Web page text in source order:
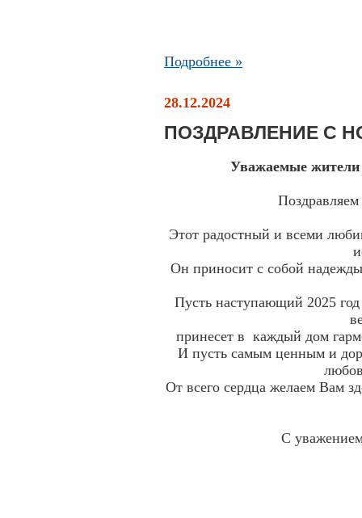
Подробнее »
28.12.2024
ПОЗДРАВЛЕНИЕ С
Уважаемые
Этот радостный и всеми
Он приносит с собой
Пусть наступающий 2025
принесет в каждый дом
И пусть самым ценным и
От всего сердца желаем Вам
С